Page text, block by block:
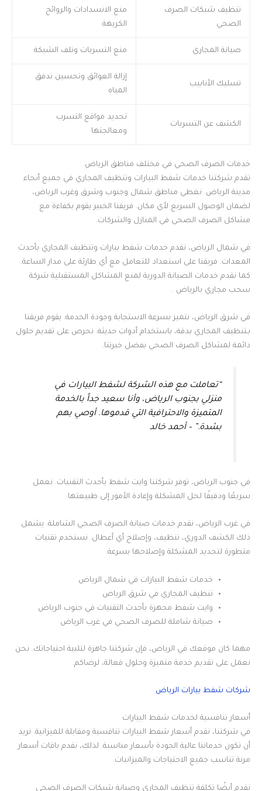
تنظيف شبكات الصرف
الصحي
منع الانسدادات والروائح
الكريهة
صيانة المجاري منع التسربات وتلف الشبكة
تسليك الأنابيب
إزالة العوائق وتحسين تدفق
المياه
الكشف عن التسربات
تحديد مواقع التسرب
ومعالجتها
خدمات الصرف الصحي في مختلف مناطق الرياض
تقدم شركتنا خدمات شفط البيارات وتنظيف المجاري في جميع أنحاء
مدينة الرياض. نغطي مناطق شمال وجنوب وشرق وغرب الرياض،
لضمان الوصول السريع لأي مكان. فريقنا الخبير يقوم بكفاءة مع
مشاكل الصرف الصحي في المنازل والشركات.
في شمال الرياض، نقدم خدمات شفط بيارات وتنظيف المجاري بأحدث
المعدات. فريقنا على استعداد للتعامل مع أي طارئة على مدار الساعة.
كما نقدم خدمات الصيانة الدورية لمنع المشاكل المستقبلية شركة
سحب مجاري بالرياض .
في شرق الرياض، نتميز بسرعة الاستجابة وجودة الخدمة. يقوم فريقنا
بـتنظيف المجاري بدقة، باستخدام أدوات حديثة. نحرص على تقديم حلول
دائمة لمشاكل الصرف الصحي بفضل خبرتنا.
“تعاملت مع هذه الشركة لشفط البيارات في
منزلي بجنوب الرياض، وأنا سعيد جداً بالخدمة
المتميزة والاحترافية التي قدموها. أوصي بهم
بشدة.” – أحمد خالد
في جنوب الرياض، توفر شركتنا وايت شفط بأحدث التقنيات. نعمل
سريعًا ودقيقًا لحل المشكلة وإعادة الأمور إلى طبيعتها.
في غرب الرياض، نقدم خدمات صيانة الصرف الصحي الشاملة. يشمل
ذلك الكشف الدوري، تنظيف، وإصلاح أي أعطال. نستخدم تقنيات
متطورة لتحديد المشكلة وإصلاحها بسرعة.
خدمات شفط البيارات في شمال الرياض
تنظيف المجاري في شرق الرياض
وايت شفط مجهزة بأحدث التقنيات في جنوب الرياض
صيانة شاملة للصرف الصحي في غرب الرياض
مهما كان موقعك في الرياض، فإن شركتنا جاهزة لتلبية احتياجاتك. نحن
نعمل على تقديم خدمة متميزة وحلول فعالة، لرضاكم.
شركات شفط بيارات الرياض
أسعار تنافسية لخدمات شفط البيارات
في شركتنا، نقدم أسعار شفط البيارات تنافسية ومقابلة للميزانية. نريد
أن تكون خدماتنا عالية الجودة بأسعار مناسبة. لذلك، نقدم باقات أسعار
مرنة تناسب جميع الاحتياجات والميزانيات.
نقدم أيضًا تكلفة تنظيف المجاري وصيانة شبكات الصرف الصحي